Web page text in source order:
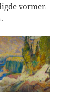
vormen